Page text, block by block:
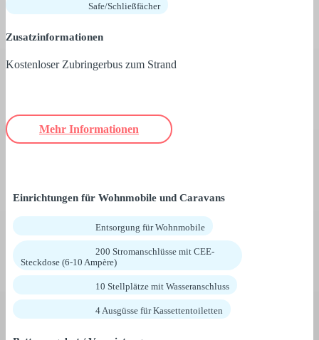
Safe/Schließfächer
Zusatzinformationen
Kostenloser Zubringerbus zum Strand
Mehr Informationen
Einrichtungen für Wohnmobile und Caravans
Entsorgung für Wohnmobile
200 Stromanschlüsse mit CEE-
Steckdose (6-10 Ampère)
10 Stellplätze mit Wasseranschluss
4 Ausgüsse für Kassettentoiletten